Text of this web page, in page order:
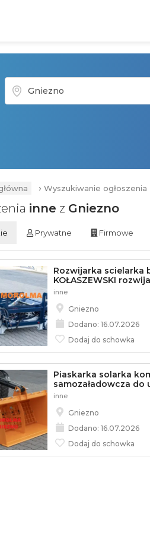
› Wyszukiwanie ogłoszenia
inne z Gniezno
Prywatne Firmowe
Rozwijarka scielarka
KOŁASZEWSKI
inne
Gniezno
Dodano: 16.07.2026
Dodaj do schowka
Piaskarka solarka
samozaładowcza
inne
Gniezno
Dodano: 16.07.2026
Dodaj do schowka